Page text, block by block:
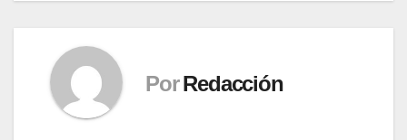
Por Redacción